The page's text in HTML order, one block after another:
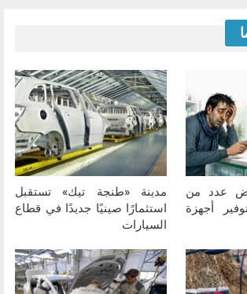
عدد من
أجهزة
مدينة «طنجة تيك» تستقبل
استثمارًا صينيًا جديدًا في قطاع
السيارات